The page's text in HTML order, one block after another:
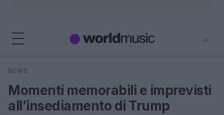
⌕
Cerca
NEWS
Momenti memorabili e imprevisti
all’insediamento di Trump